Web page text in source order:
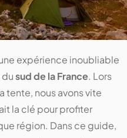
expérience inoubliable
sud de la France. Lors
tente, nous avons vite
la clé pour profiter
région. Dans ce guide,